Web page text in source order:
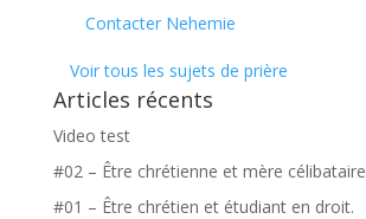
Contacter Nehemie
Voir tous les sujets de prière
Articles récents
Video test
#02 – Être chrétienne et mère célibataire
#01 – Être chrétien et étudiant en droit.